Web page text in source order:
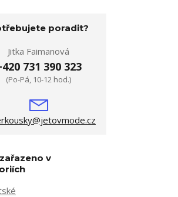
poradit?
Jitka Faimanová
731 390 323
(Po-Pá, 10-12 hod.)
v